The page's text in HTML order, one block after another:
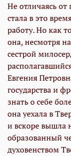
Не отличаясь
стала в это
работу. Но как
она, несмотря
сестрой
Евгения
государства и
знать о себе
она уехала в
и вскоре вышла
образованный
духовенством